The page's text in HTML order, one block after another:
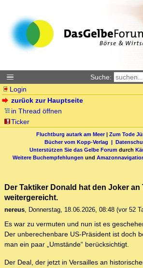
Suche:
Login
zurück zur Hauptseite
in Thread öffnen
Ticker
Fluchtburg autark am Meer| Zum Tode
Bücher vom Kopp-Verlag |
Unterstützen Sie das Gelbe Forum durch
Weitere Buchempfehlungen und
Der Taktiker Donald hat den Joker an
weitergereicht.
nereus, Donnerstag, 18.06.2026, 08:48 (vor 52
Es war zu vermuten und nun ist es
Der unberechenbare US-Präsident ist doch
man ein paar „Umstände“ berücksichtigt.
Der Deal, der jetzt in Versailles an